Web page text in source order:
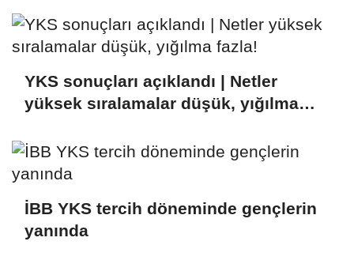
YKS sonuçları açıklandı | Netler
yüksek sıralamalar düşük, yığılma
İBB YKS tercih döneminde gençlerin
yanında